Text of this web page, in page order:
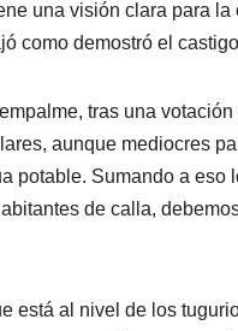
una visión clara para
como demostró el
tras una
aunque mediocres
potable. Sumando a eso
de calla,
está al nivel de los